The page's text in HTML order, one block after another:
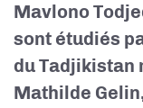
Mavlono
sont étudiés
du
Mathilde